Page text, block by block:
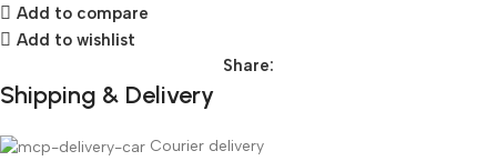
Add to compare
Add to wishlist
Share:
Shipping & Delivery
Courier delivery